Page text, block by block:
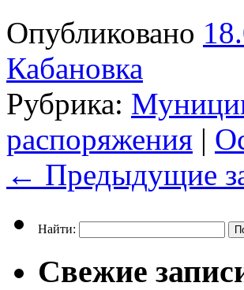
Опубликовано
Кабановка
Рубрика:
распоряжения |
← Предыдущие
Найти:
Свежие